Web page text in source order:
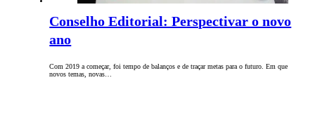
Conselho Editorial: Perspectivar o novo
ano
Com 2019 a começar, foi tempo de balanços e de traçar metas para o futuro. Em que
novos temas, novas…